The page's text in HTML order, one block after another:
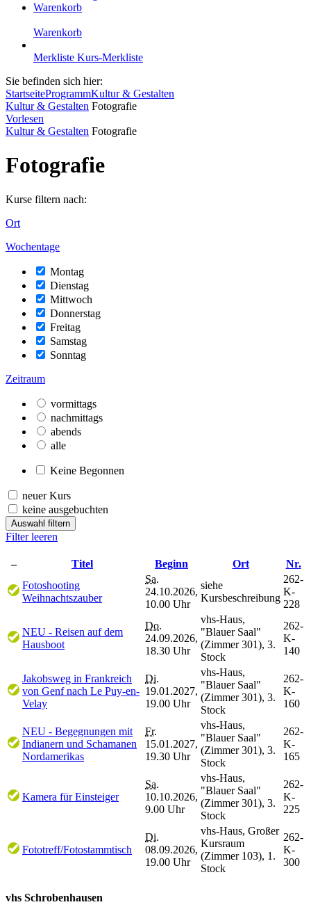
Warenkorb
Warenkorb
Merkliste Kurs-Merkliste
Sie befinden sich hier:
StartseiteProgrammKultur & Gestalten
Kultur & Gestalten Fotografie
Vorlesen
Kultur & Gestalten Fotografie
Fotografie
Kurse filtern nach:
Ort
Wochentage
Montag
Dienstag
Mittwoch
Donnerstag
Freitag
Samstag
Sonntag
Zeitraum
vormittags
nachmittags
abends
alle
Keine Begonnen
neuer Kurs
keine ausgebuchten
Auswahl filtern
Filter leeren
– Titel Beginn Ort
Nr.
Fotoshooting
Weihnachtszauber
Sa.
24.10.2026,
10.00 Uhr
siehe
Kursbeschreibung
262-
K-
228
NEU - Reisen auf dem
Hausboot
Do.
24.09.2026,
18.30 Uhr
vhs-Haus,
"Blauer Saal"
(Zimmer 301), 3.
Stock
262-
K-
140
Jakobsweg in Frankreich
von Genf nach Le Puy-en-
Velay
Di.
19.01.2027,
19.00 Uhr
vhs-Haus,
"Blauer Saal"
(Zimmer 301), 3.
Stock
262-
K-
160
NEU - Begegnungen mit
Indianern und Schamanen
Nordamerikas
Fr.
15.01.2027,
19.30 Uhr
vhs-Haus,
"Blauer Saal"
(Zimmer 301), 3.
Stock
262-
K-
165
Kamera für Einsteiger
Sa.
10.10.2026,
9.00 Uhr
vhs-Haus,
"Blauer Saal"
(Zimmer 301), 3.
Stock
262-
K-
225
Fototreff/Fotostammtisch
Di.
08.09.2026,
19.00 Uhr
vhs-Haus, Großer
Kursraum
(Zimmer 103), 1.
Stock
262-
K-
300
vhs Schrobenhausen